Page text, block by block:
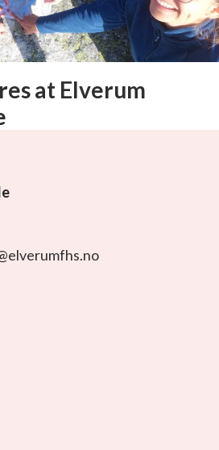
at Elverum